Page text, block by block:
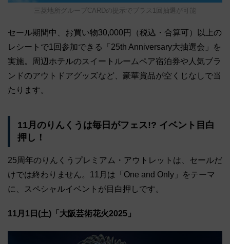
三菱地所グループCARDの提示でプラス1回抽選が可能
セール期間中、お買い物30,000円（税込・合算可）以上の
レシートで1回参加できる「25th Anniversary大抽選会」を
実施。周辺ホテルのスイートルームペア宿泊券や人気ブラ
ンドのアウトドアグッズなど、豪華賞品が空くじなしで当
たります。
11月のりんくうは毎日がフェス!? イベント目白
押し！
25周年のりんくうプレミアム・アウトレットは、セールだ
けでは終わりません。11月は「One and Only」をテーマ
に、スペシャルイベントが目白押しです。
11月1日(土)「大阪芸術花火2025」